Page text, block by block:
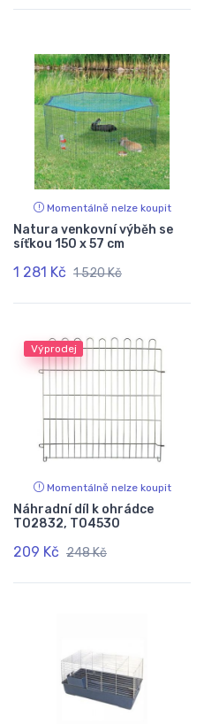
Momentálně nelze koupit
Natura venkovní výběh se
síťkou 150 x 57 cm
1 281 Kč 1 520 Kč
Výprodej
Momentálně nelze koupit
Náhradní díl k ohrádce
T02832, T04530
209 Kč 248 Kč